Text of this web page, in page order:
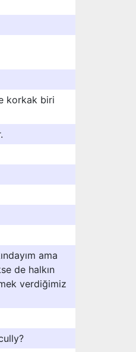
korkak biri
ama
de halkın
verdiğimiz